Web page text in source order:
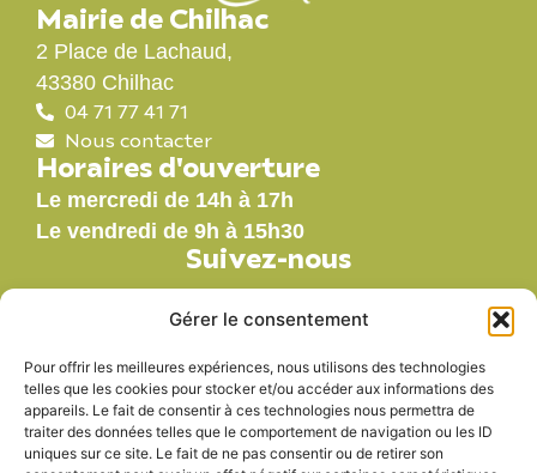
Gérer le consentement
Pour offrir les meilleures expériences, nous utilisons des technologies
telles que les cookies pour stocker et/ou accéder aux informations des
appareils. Le fait de consentir à ces technologies nous permettra de
traiter des données telles que le comportement de navigation ou les ID
uniques sur ce site. Le fait de ne pas consentir ou de retirer son
Mairie de Chilhac
2 Place de Lachaud,
43380 Chilhac
04 71 77 41 71
Nous contacter
Horaires d'ouverture
Le mercredi de 14h à 17h
Le vendredi de 9h à 15h30
Suivez-nous
Nos labels